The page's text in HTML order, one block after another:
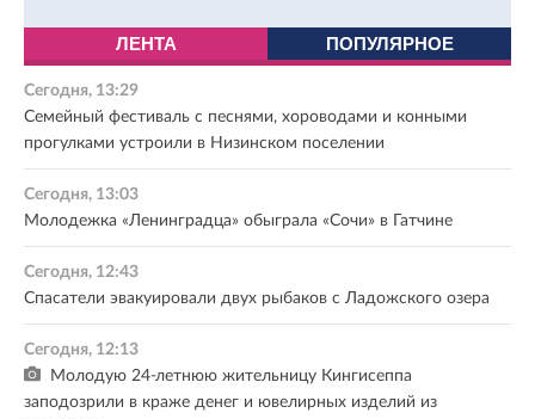
ЛЕНТА ПОПУЛЯРНОЕ
Сегодня, 13:29
Семейный фестиваль с песнями, хороводами и конными
прогулками устроили в Низинском поселении
Сегодня, 13:03
Молодежка «Ленинградца» обыграла «Сочи» в Гатчине
Сегодня, 12:43
Спасатели эвакуировали двух рыбаков с Ладожского озера
Сегодня, 12:13
Молодую 24-летнюю жительницу Кингисеппа
заподозрили в краже денег и ювелирных изделий из